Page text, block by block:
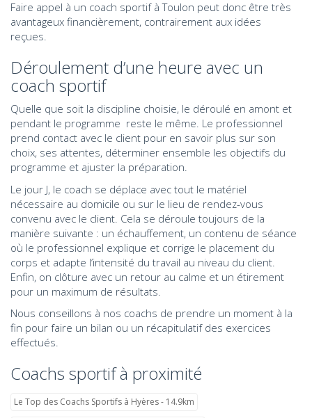
Faire appel à un coach sportif à Toulon peut donc être très
avantageux financièrement, contrairement aux idées
reçues.
Déroulement d’une heure avec un
coach sportif
Quelle que soit la discipline choisie, le déroulé en amont et
pendant le programme reste le même. Le professionnel
prend contact avec le client pour en savoir plus sur son
choix, ses attentes, déterminer ensemble les objectifs du
programme et ajuster la préparation.
Le jour J, le coach se déplace avec tout le matériel
nécessaire au domicile ou sur le lieu de rendez-vous
convenu avec le client. Cela se déroule toujours de la
manière suivante : un échauffement, un contenu de séance
où le professionnel explique et corrige le placement du
corps et adapte l’intensité du travail au niveau du client.
Enfin, on clôture avec un retour au calme et un étirement
pour un maximum de résultats.
Nous conseillons à nos coachs de prendre un moment à la
fin pour faire un bilan ou un récapitulatif des exercices
effectués.
Coachs sportif à proximité
Le Top des Coachs Sportifs à Hyères - 14.9km